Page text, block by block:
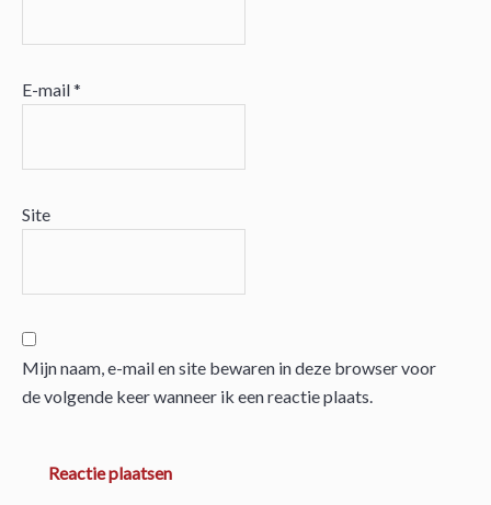
E-mail*
Site
Mijn naam, e-mail en site bewaren in deze browser voor
de volgende keer wanneer ik een reactie plaats.